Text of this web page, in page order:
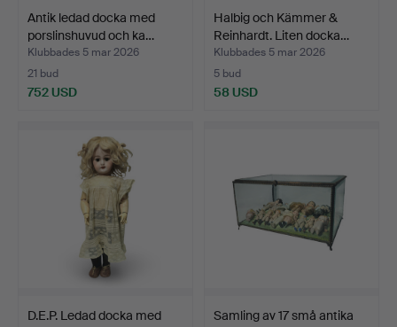
Antik ledad docka med
porslinshuvud och ka…
Klubbades 5 mar 2026
21 bud
752 USD
Halbig och Kämmer &
Reinhardt. Liten docka…
Klubbades 5 mar 2026
5 bud
58 USD
D.E.P. Ledad docka med
Samling av 17 små antika